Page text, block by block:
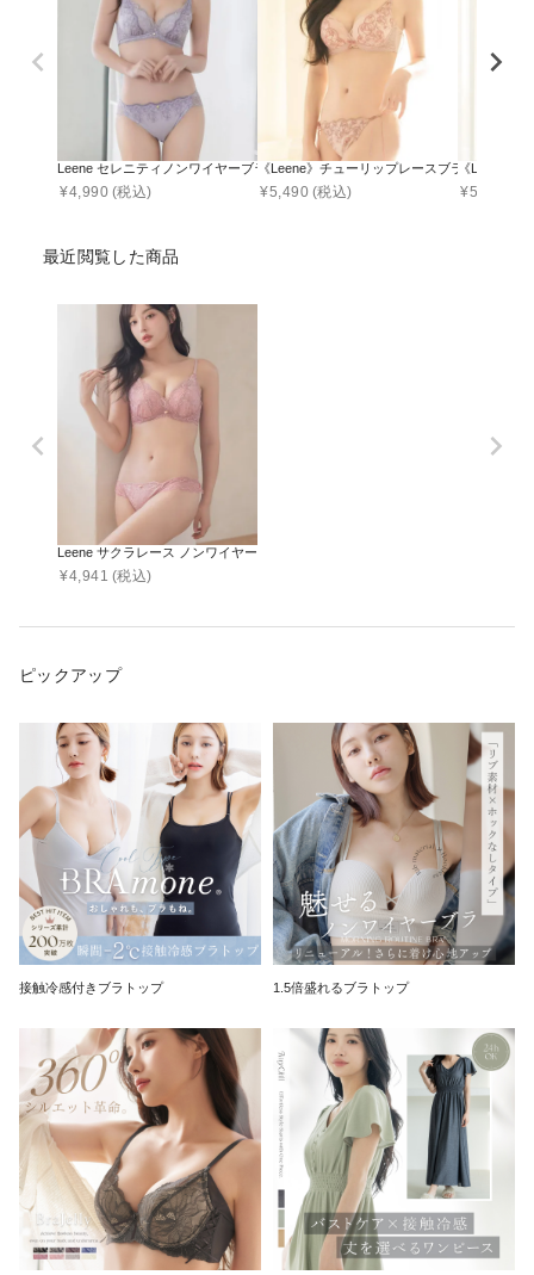
Leene セレニティノンワイヤーブラ&ショーツ
¥4,990 (税込)
《Leene》チューリップレースブラ＆ショーツ
¥5,490 (税込)
《Leene》
¥5,490
最近閲覧した商品
Leene サクラレース ノンワイヤーブラ＆ショーツ
¥4,941 (税込)
ピックアップ
接触冷感付きブラトップ 1.5倍盛れるブラトップ